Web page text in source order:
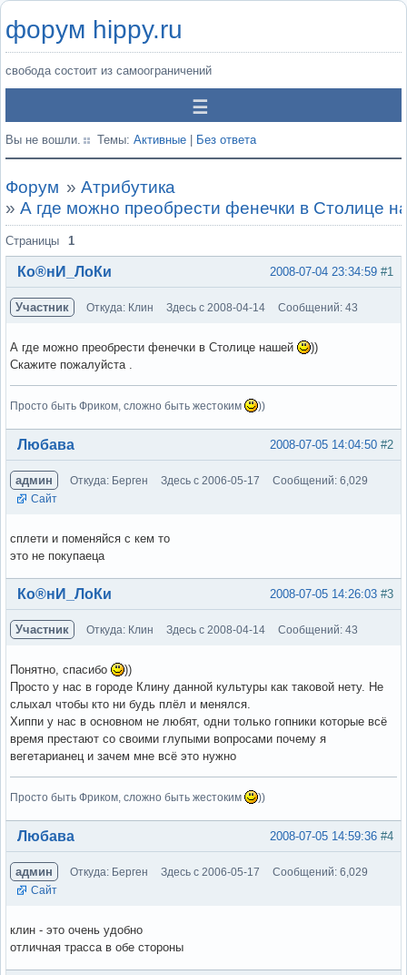
форум hippy.ru
свобода состоит из самоограничений
Вы не вошли. Темы: Активные Без ответа
Форум » Атрибутика
» А где можно преобрести фенечки в Столице
Страницы 1
#1
2008-07-04 23:34:59
Ко®нИ_ЛоКи
Участник Откуда: Клин Здесь с 2008-04-14 Сообщений: 43
А где можно преобрести фенечки в Столице нашей
))
Скажите пожалуйста .
Просто быть Фриком, сложно быть жестоким ))
Вне форума #2
2008-07-05 14:04:50
Любава
админ Откуда: Берген Здесь с 2006-05-17
Сообщений: 6,029
Сайт
сплети и поменяйся с кем то
это не покупаеца
Вне форума #3
2008-07-05 14:26:03
Ко®нИ_ЛоКи
Участник Откуда: Клин Здесь с 2008-04-14 Сообщений: 43
Понятно, спасибо
))
Просто у нас в городе Клину данной культуры как таковой нету. Не
слыхал чтобы кто ни будь плёл и менялся.
Хиппи у нас в основном не любят, одни только гопники которые всё
время престают со своими глупыми вопросами почему я
вегетарианец и зачем мне всё это нужно
Просто быть Фриком, сложно быть жестоким ))
Вне форума #4
2008-07-05 14:59:36
Любава
админ Откуда: Берген Здесь с 2006-05-17
Сообщений: 6,029
Сайт
клин - это очень удобно
отличная трасса в обе стороны